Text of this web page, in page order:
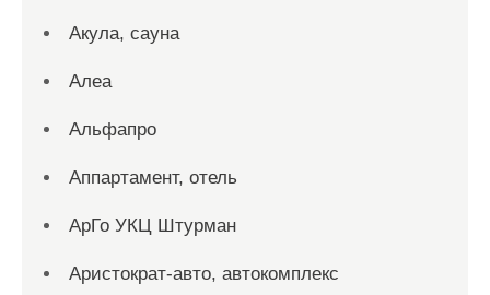
Акула, сауна
Алеа
Альфапро
Аппартамент, отель
АрГо УКЦ Штурман
Аристократ-авто, автокомплекс